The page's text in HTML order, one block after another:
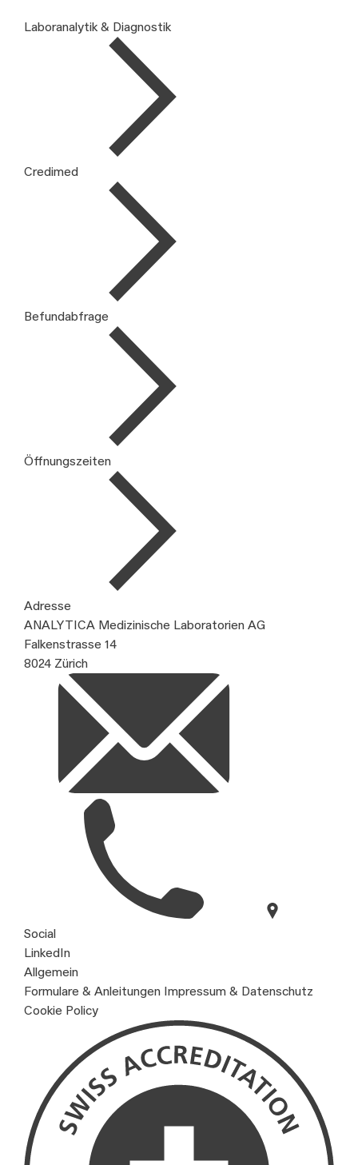
Laboranalytik & Diagnostik
Credimed
Befundabfrage
Öffnungszeiten
Adresse
ANALYTICA Medizinische Laboratorien AG
Falkenstrasse 14
8024 Zürich
Social
LinkedIn
Allgemein
Formulare & Anleitungen Impressum & Datenschutz
Cookie Policy